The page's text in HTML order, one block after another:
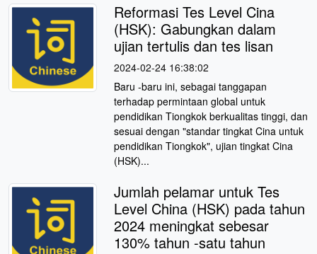
Reformasi Tes Level Cina
(HSK): Gabungkan dalam
ujian tertulis dan tes lisan
2024-02-24 16:38:02
Baru -baru ini, sebagai tanggapan
terhadap permintaan global untuk
pendidikan Tiongkok berkualitas tinggi, dan
sesuai dengan "standar tingkat Cina untuk
pendidikan Tiongkok", ujian tingkat Cina
(HSK)...
Jumlah pelamar untuk Tes
Level China (HSK) pada tahun
2024 meningkat sebesar
130% tahun -satu tahun